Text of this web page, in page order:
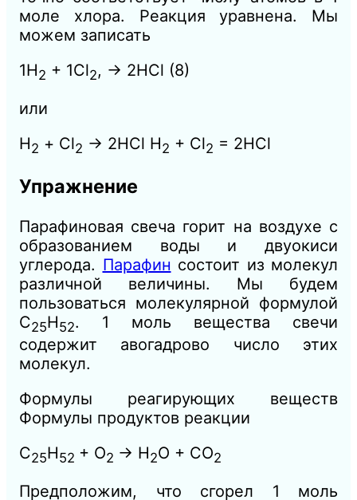
моле хлора. Реакция уравнена. Мы
можем записать
1Н2 + 1Сl2, → 2HCl (8)
или
Н2 + Cl2 → 2HCl Н2 + Сl2 = 2HCl
Упражнение
Парафиновая свеча горит на воздухе с
образованием воды и двуокиси
углерода. Парафин состоит из молекул
различной величины. Мы будем
пользоваться молекулярной формулой
С25Н52. 1 моль вещества свечи
содержит авогадрово число этих
молекул.
Формулы реагирующих веществ
Формулы продуктов реакции
С25Н52 + О2 → Н2О + СО2
Предположим, что сгорел 1 моль